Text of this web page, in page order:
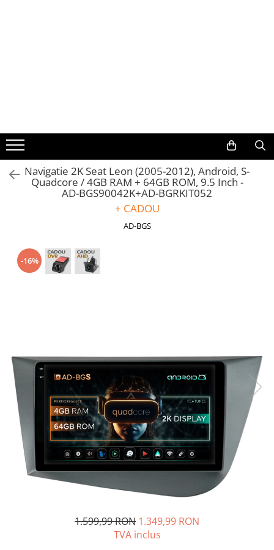
Volkswagen
Audi
Skoda
Hyundai
Toyota
Seat
Navigatie 2K Seat Leon (2005-2012), Android, S-
Quadcore / 4GB RAM + 64GB ROM, 9.5 Inch -
AD-BGS90042K+AD-BGRKIT052
+ CADOU
AD-BGS
-16%
1.599,99 RON 1.349,99 RON
TVA inclus